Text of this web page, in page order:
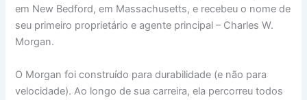
em New Bedford, em Massachusetts, e recebeu o nome de
seu primeiro proprietário e agente principal – Charles W.
Morgan.
O Morgan foi construído para durabilidade (e não para
velocidade). Ao longo de sua carreira, ela percorreu todos